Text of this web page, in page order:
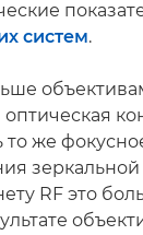
систем.
то же
RF это